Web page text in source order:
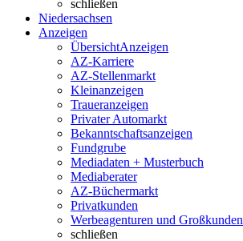
schließen
Niedersachsen
Anzeigen
ÜbersichtAnzeigen
AZ-Karriere
AZ-Stellenmarkt
Kleinanzeigen
Traueranzeigen
Privater Automarkt
Bekanntschaftsanzeigen
Fundgrube
Mediadaten + Musterbuch
Mediaberater
AZ-Büchermarkt
Privatkunden
Werbeagenturen und Großkunden
schließen